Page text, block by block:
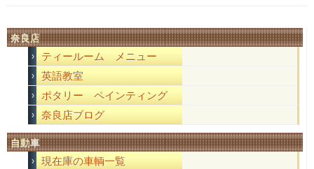
奈良店
ティールーム メニュー
英語教室
ポタリー ペインティング
奈良店ブログ
自動車
現在庫の車輌一覧